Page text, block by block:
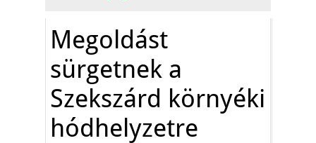
Megoldást
sürgetnek a
Szekszárd környéki
hódhelyzetre